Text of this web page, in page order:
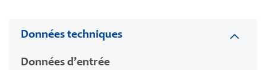
Données techniques
Données d’entrée